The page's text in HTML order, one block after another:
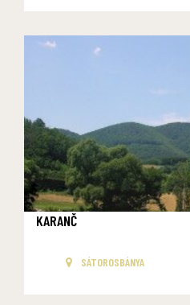
KARANČ
SÁTOROSBÁNYA